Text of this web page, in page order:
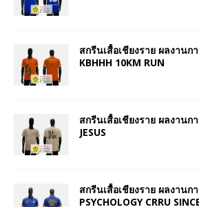
สกรีนเสื้อเชียงราย ผลงานก
KBHHH 10KM RUN
สกรีนเสื้อเชียงราย ผลงานก
JESUS
สกรีนเสื้อเชียงราย ผลงานก
PSYCHOLOGY CRRU